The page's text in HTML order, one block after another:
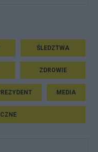
ŚLEDZTWA
ZDROWIE
MEDIA